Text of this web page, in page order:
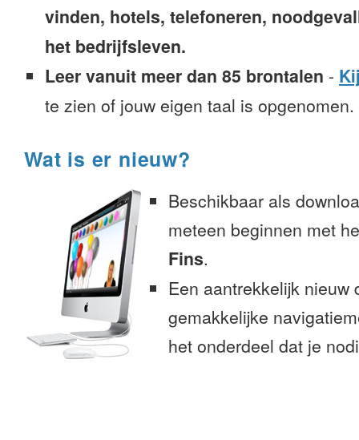
vinden, hotels, telefoneren,
het bedrijfsleven.
Leer vanuit meer dan 85 brontalen -
te zien of jouw eigen taal is opgenomen.
Wat is er nieuw?
Beschikbaar als
meteen beginnen met
Fins.
Een aantrekkelijk nieuw
gemakkelijke
het onderdeel dat je